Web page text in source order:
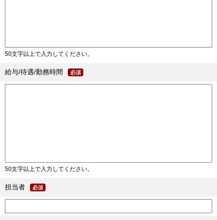
50文字以上で入力してください。
給与/待遇/勤務時間 必須
50文字以上で入力してください。
担当者 必須